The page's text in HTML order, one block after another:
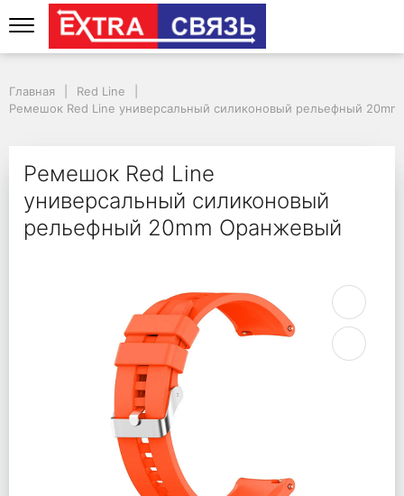
Ремешок Red Line
Главная
Red Line
Ремешок Red Line универсальный силиконовый рельефный
Ремешок Red Line
универсальный силиконовый
рельефный 20mm Оранжевый